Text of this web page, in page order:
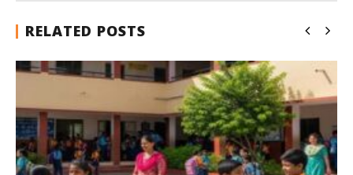
RELATED POSTS